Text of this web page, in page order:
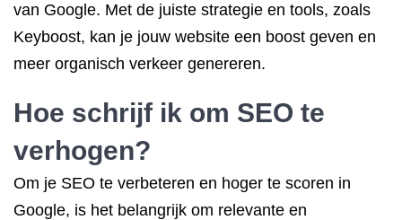
van Google. Met de juiste strategie en tools, zoals
Keyboost, kan je jouw website een boost geven en
meer organisch verkeer genereren.
Hoe schrijf ik om SEO te
verhogen?
Om je SEO te verbeteren en hoger te scoren in
Google, is het belangrijk om relevante en